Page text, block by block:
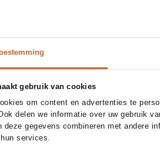
gebruik van cookies
om content en advertenties te
delen we informatie over uw gebruik
deze gegevens combineren met andere
services.